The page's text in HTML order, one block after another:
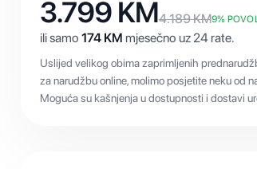
3.799 KM4.189KM9%
ili samo 174 KM mjesečno uz 24 rate.
Uslijed velikog obima zaprimljenih
za narudžbu online, molimo posjetite neku od
Moguća su kašnjenja u dostupnosti i dostavi